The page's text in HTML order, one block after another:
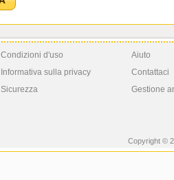
Condizioni d'uso
Informativa sulla privacy
Sicurezza
Aiuto
Contattaci
Gestione
Copyright ©